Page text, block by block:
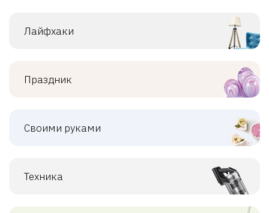
Лайфхаки
Праздник
Своими руками
Техника